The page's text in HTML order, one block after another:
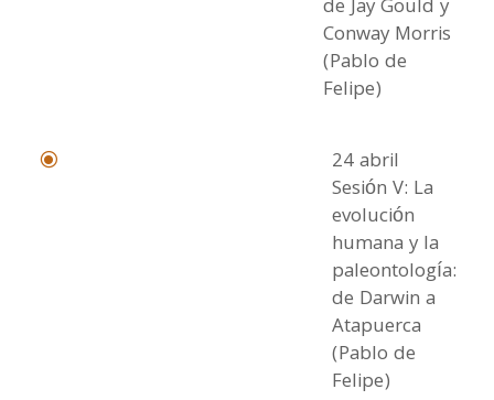
de Jay Gould y
Conway Morris
(Pablo de
Felipe)
\
24 abril
Sesión V: La
evolución
humana y la
paleontología:
de Darwin a
Atapuerca
(Pablo de
Felipe)